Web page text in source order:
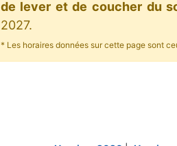
de lever et de coucher du
2027.
* Les horaires données sur cette page sont